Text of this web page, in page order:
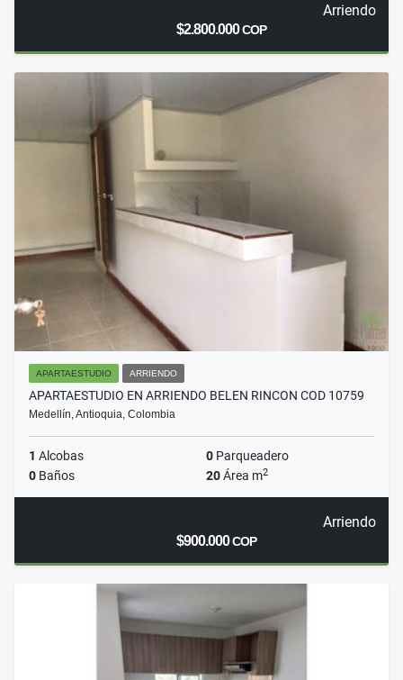
Arriendo
$2.800.000COP
APARTAESTUDIO ARRIENDO
APARTAESTUDIO EN ARRIENDO BELEN RINCON COD 10759
Medellín, Antioquia, Colombia
1 Alcobas 0 Parqueadero
0 Baños 20Área m2
Arriendo
$900.000COP